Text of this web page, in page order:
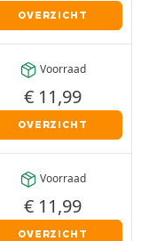
OVERZICHT
Voorraad
€ 11,99
OVERZICHT
Voorraad
€ 11,99
OVERZICHT